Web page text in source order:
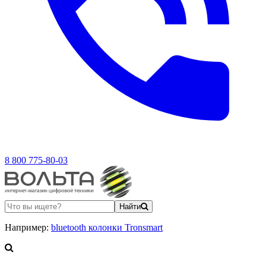
8 800 775-80-03
Найти
Например: bluetooth колонки Tronsmart